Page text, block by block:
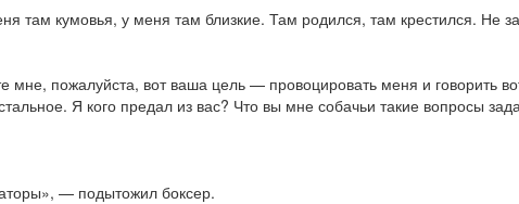
кумовья, у меня там близкие. Там родился, там крестился. Не
пожалуйста, вот ваша цель — провоцировать меня и говорить
Я кого предал из вас? Что вы мне собачьи такие вопросы
— подытожил боксер.